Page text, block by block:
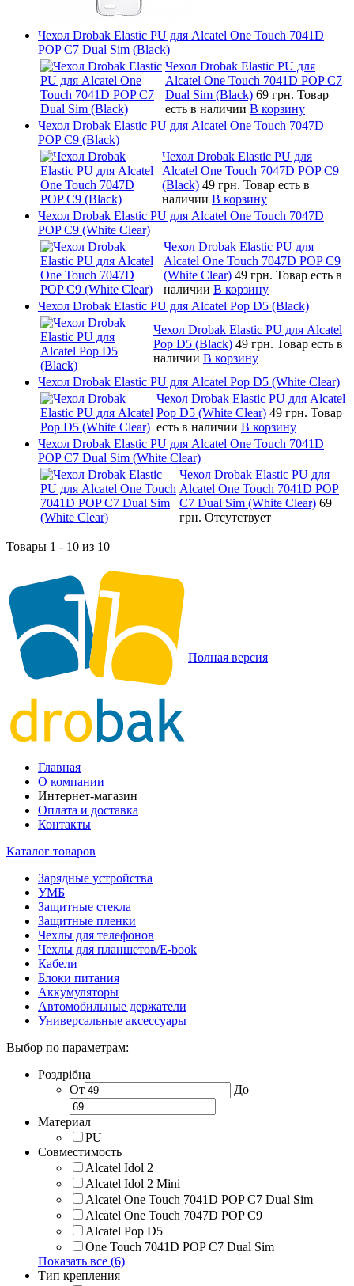
Чехол Drobak Elastic PU для Alcatel One Touch 7041D
POP C7 Dual Sim (Black)
Чехол Drobak Elastic PU для
Alcatel One Touch 7041D POP C7
Dual Sim (Black) 69 грн. Товар
есть в наличии В корзину
Чехол Drobak Elastic PU для Alcatel One Touch 7047D
POP C9 (Black)
Чехол Drobak Elastic PU для
Alcatel One Touch 7047D POP C9
(Black) 49 грн. Товар есть в
наличии В корзину
Чехол Drobak Elastic PU для Alcatel One Touch 7047D
POP C9 (White Clear)
Чехол Drobak Elastic PU для
Alcatel One Touch 7047D POP C9
(White Clear) 49 грн. Товар есть в
наличии В корзину
Чехол Drobak Elastic PU для Alcatel Pop D5 (Black)
Чехол Drobak Elastic PU для Alcatel
Pop D5 (Black) 49 грн. Товар есть в
наличии В корзину
Чехол Drobak Elastic PU для Alcatel Pop D5 (White Clear)
Чехол Drobak Elastic PU для Alcatel
Pop D5 (White Clear) 49 грн. Товар
есть в наличии В корзину
Чехол Drobak Elastic PU для Alcatel One Touch 7041D
POP C7 Dual Sim (White Clear)
Чехол Drobak Elastic PU для
Alcatel One Touch 7041D POP
C7 Dual Sim (White Clear) 69
грн. Отсутствует
Товары 1 - 10 из 10
Полная версия
Главная
О компании
Интернет-магазин
Оплата и доставка
Контакты
Каталог товаров
Зарядные устройства
УМБ
Защитные стекла
Защитные пленки
Чехлы для телефонов
Чехлы для планшетов/E-book
Кабели
Блоки питания
Аккумуляторы
Автомобильные держатели
Универсальные аксессуары
Выбор по параметрам:
Роздрібна
От
До
Материал
PU
Совместимость
Alcatel Idol 2
Alcatel Idol 2 Mini
Alcatel One Touch 7041D POP C7 Dual Sim
Alcatel One Touch 7047D POP C9
Alcatel Pop D5
One Touch 7041D POP C7 Dual Sim
Показать все (6)
Тип крепления